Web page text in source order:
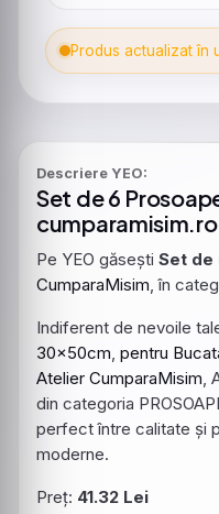
Produs actualizat în
Descriere YEO:
Set de 6
cumparamisim.ro
Pe YEO găsești Set de
CumparaMisim, în
Indiferent de nevoile
30x50cm, pentru
Atelier CumparaMisim,
din categoria
perfect între calitate și
moderne.
Preț: 41.32 Lei